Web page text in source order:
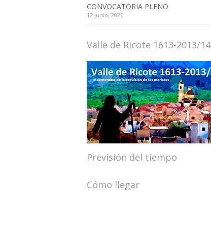
CONVOCATORIA PLENO
12 junio, 2026
Valle de Ricote 1613-2013/14
Previsión del tiempo
Cómo llegar